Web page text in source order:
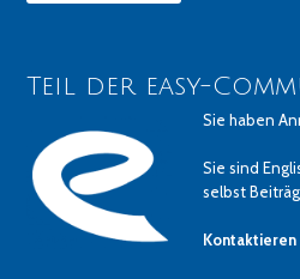
Teil der easy-
Sie haben
Sie sind
selbst
Kontaktieren